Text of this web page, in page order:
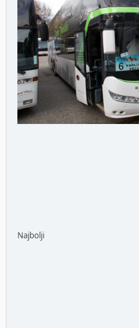
Najbolji